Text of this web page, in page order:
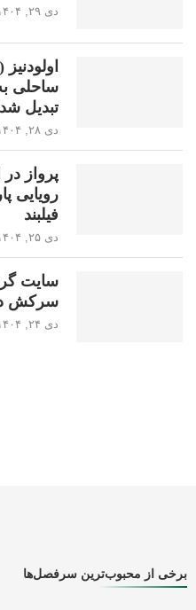
دی ۲۹, ۱۴۰۴
ساحلی
تبدیل
دی ۲۸, ۱۴۰۴
پرواز
رویایی
فیلبند
دی ۲۵, ۱۴۰۴
سایت
سرکش
دی ۲۴, ۱۴۰۴
برخی از محبوب‌ترین سرفصل‌ها